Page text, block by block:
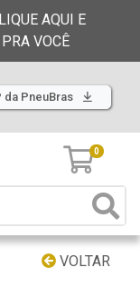
AQUI E
VOCÊ
da PneuBras
0
VOLTAR